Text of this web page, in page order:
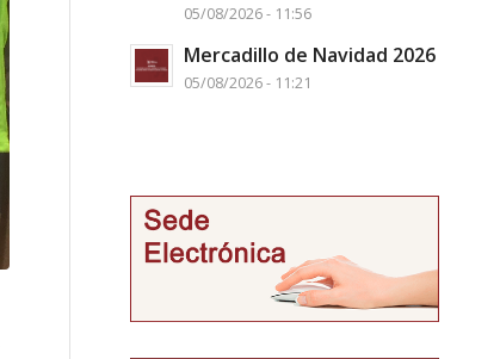
05/08/2026 - 11:56
Mercadillo de Navidad 2026
05/08/2026 - 11:21